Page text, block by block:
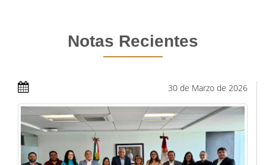
Notas Recientes
30 de Marzo de 2026